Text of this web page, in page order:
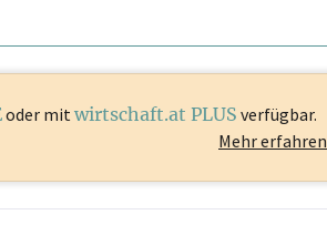
oder mitwirtschaft.at PLUS verfügbar.
Mehr erfahren